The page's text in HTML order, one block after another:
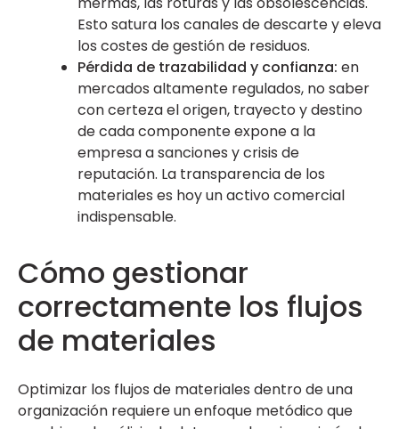
Esto satura los canales de descarte y eleva
los costes de gestión de residuos.
Pérdida de trazabilidad y confianza: en
mercados altamente regulados, no saber
con certeza el origen, trayecto y destino
de cada componente expone a la
empresa a sanciones y crisis de
reputación. La transparencia de los
materiales es hoy un activo comercial
indispensable.
Cómo gestionar
correctamente los flujos
de materiales
Optimizar los flujos de materiales dentro de una
organización requiere un enfoque metódico que